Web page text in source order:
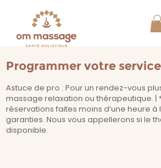
Programmer votre service
Astuce de pro : Pour un rendez-vous
massage relaxation ou thérapeutique. |
réservations faites moins d’une heure à
garanties. Nous vous appellerons si le
disponible.